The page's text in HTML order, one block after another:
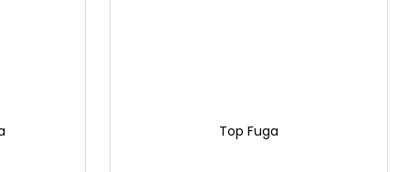
Top Fuga